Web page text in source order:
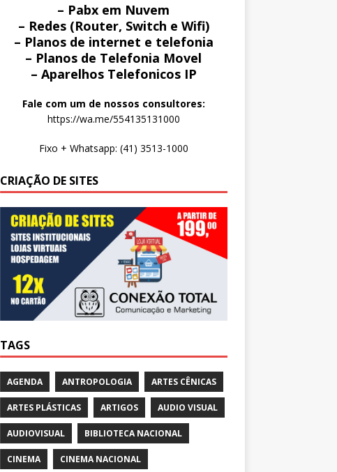
– Pabx em Nuvem
– Redes (Router, Switch e Wifi)
– Planos de internet e telefonia
– Planos de Telefonia Movel
– Aparelhos Telefonicos IP
Fale com um de nossos consultores:
https://wa.me/554135131000
Fixo + Whatsapp: (41) 3513-1000
CRIAÇÃO DE SITES
TAGS
AGENDA ANTROPOLOGIA ARTES CÊNICAS
ARTES PLÁSTICAS ARTIGOS AUDIO VISUAL
AUDIOVISUAL BIBLIOTECA NACIONAL
CINEMA CINEMA NACIONAL